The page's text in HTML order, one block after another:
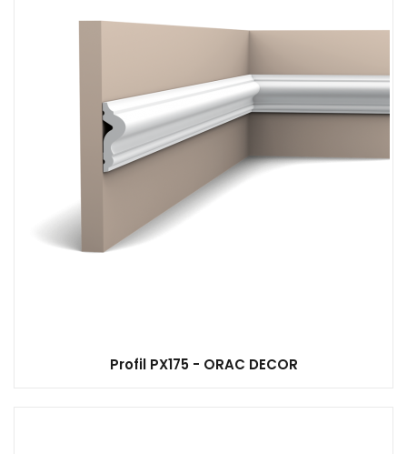
Profil PX175 - ORAC DECOR